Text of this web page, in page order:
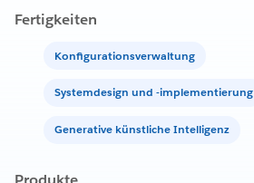
Fertigkeiten
Konfigurationsverwaltung
Systemdesign und -implementierung
Generative künstliche Intelligenz